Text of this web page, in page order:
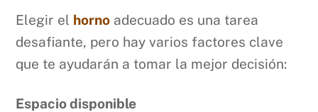
Elegir el horno adecuado es una tarea
desafiante, pero hay varios factores clave
que te ayudarán a tomar la mejor decisión:
Espacio disponible